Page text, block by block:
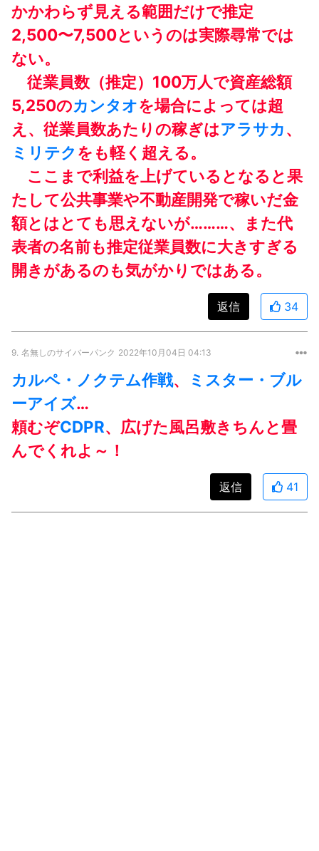
かかわらず見える範囲だけで推定
2,500〜7,500というのは実際尋常では
ない。
従業員数（推定）100万人で資産総額
5,250のカンタオを場合によっては超
え、従業員数あたりの稼ぎはアラサカ、
ミリテク をも軽く超える。
ここまで利益を上げているとなると果
たして公共事業や不動産開発で稼いだ金
額とはとても思えないが………、また代
表者の名前も推定従業員数に大きすぎる
開きがあるのも気がかりではある。
返信 34
9. 名無しのサイバーパンク 2022年10月04日 04:13
カルペ・ノクテム作戦、
ミスター・ブル
ーアイズ…
頼むぞCDPR、広げた風呂敷きちんと畳
んでくれよ～！
返信 41